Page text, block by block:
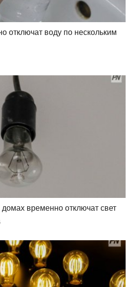
отключат воду по нескольким
домах временно отключат свет